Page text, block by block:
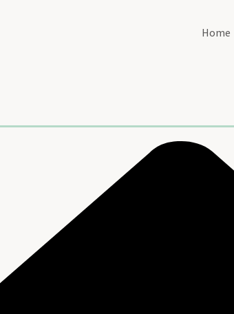
Home